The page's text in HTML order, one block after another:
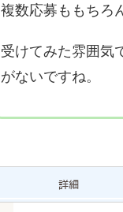
複数応募ももちろ
受けてみた雰囲気
がないですね。
詳細